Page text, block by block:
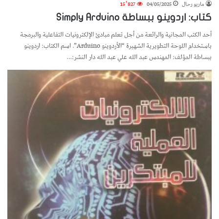
ماريو رحال 04/05/2025
15٬827
كتاب: اردوينو ببساطة Simply Arduino
أحد الكتب المجانية والرائعة من أجل تعلم مبادئ الإلكترونيات التفاعلية والبرمجة
باستخدام اللوحة التطويرية الشهيرة “الأردوينو Arduino”. اسم الكتاب: اردوينو
ببساطة المؤلف: المهندس عبد الله علي عبد الله دار النشر:…